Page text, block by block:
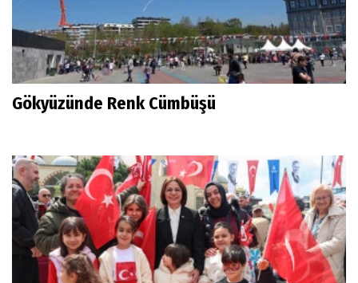
Gökyüzünde Renk Cümbüşü